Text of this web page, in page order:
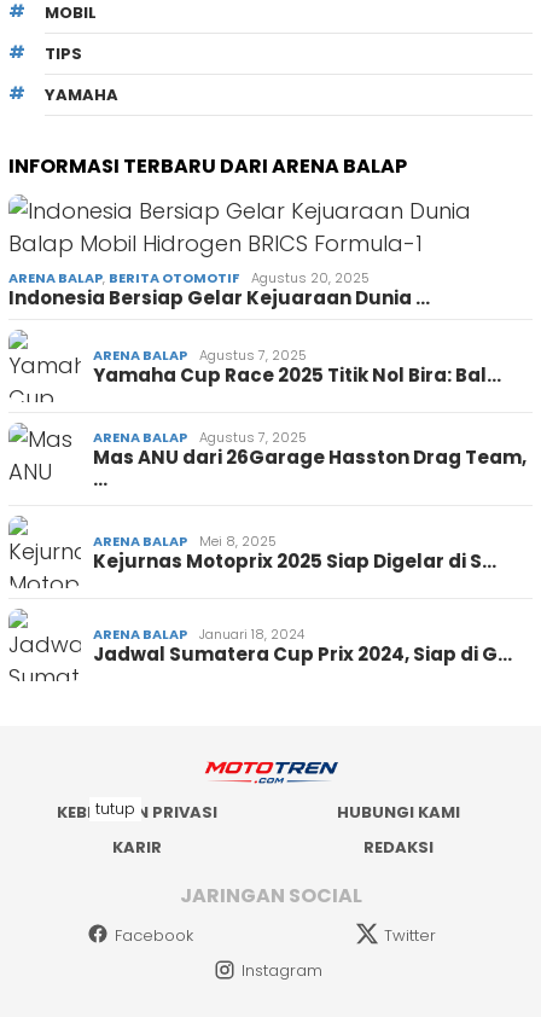
MOBIL
TIPS
YAMAHA
INFORMASI TERBARU DARI ARENA BALAP
ARENA BALAP, BERITA OTOMOTIF Agustus 20, 2025
Indonesia Bersiap Gelar Kejuaraan Dunia …
ARENA BALAP Agustus 7, 2025
Yamaha Cup Race 2025 Titik Nol Bira: Bal…
ARENA BALAP Agustus 7, 2025
Mas ANU dari 26Garage Hasston Drag Team,
…
ARENA BALAP Mei 8, 2025
Kejurnas Motoprix 2025 Siap Digelar di S…
ARENA BALAP Januari 18, 2024
Jadwal Sumatera Cup Prix 2024, Siap di G…
KEBIJAKAN PRIVASI
HUBUNGI KAMI
KARIR
REDAKSI
JARINGAN SOCIAL
Facebook
Twitter
Instagram
tutup